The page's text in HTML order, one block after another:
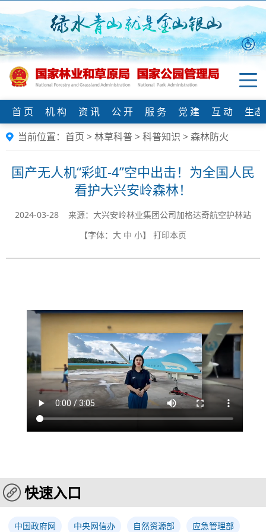
首 页 机 构 资 讯 公 开 服 务 党 建 互 动
生
当前位置： 首页 >林草科普>科普知识 >森林防火
国产无人机“彩虹-4”空中出击！为全国人民
看护大兴安岭森林！
2024-03-28 来源：大兴安岭林业集团公司加格达奇航空护林站
【字体： 大 中 小】 打印本页
快速入口
中国政府网 中央网信办 自然资源部 应急管理部